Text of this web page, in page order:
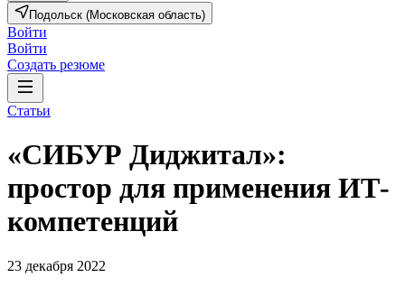
Подольск (Московская область)
Войти
Войти
Создать резюме
Статьи
«СИБУР Диджитал»:
простор для применения ИТ-
компетенций
23 декабря 2022